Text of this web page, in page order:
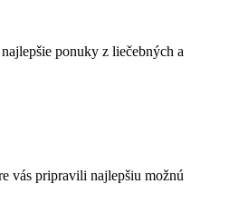
ponuky z liečebných a
vás pripravili najlepšiu možnú